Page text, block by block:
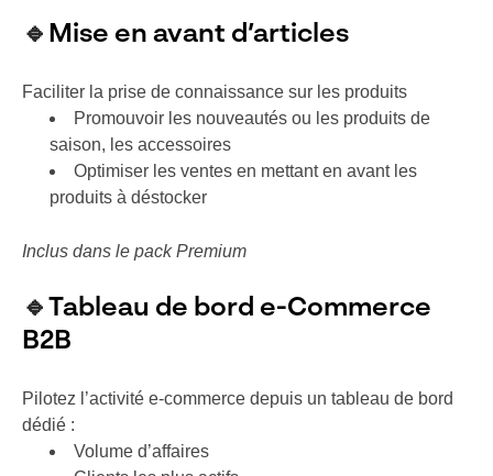
🔹 Mise en avant d’articles
Faciliter la prise de connaissance sur les produits
Promouvoir les nouveautés ou les produits de
saison, les accessoires
Optimiser les ventes en mettant en avant les
produits à déstocker
Inclus dans le pack Premium
🔹 Tableau de bord e-Commerce
B2B
Pilotez l’activité e-commerce depuis un tableau de bord
dédié :
Volume d’affaires